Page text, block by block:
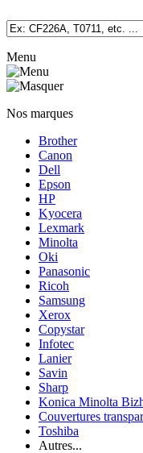
Menu
Nos marques
Brother
Canon
Dell
Epson
HP
Kyocera
Lexmark
Minolta
Oki
Panasonic
Ricoh
Samsung
Xerox
Copystar
Infotec
Lanier
Savin
Sharp
Konica Minolta
Couvertures
Toshiba
Autres...